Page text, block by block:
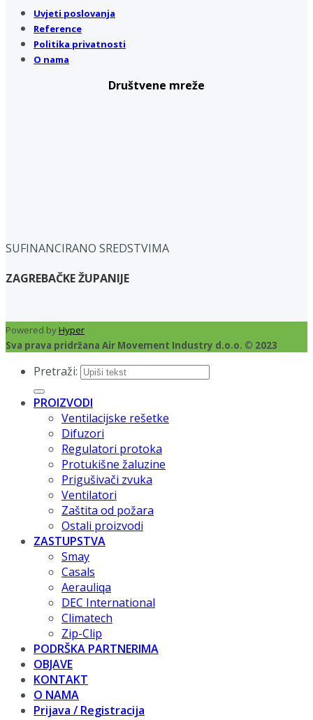
Uvjeti poslovanja
Reference
Politika privatnosti
O nama
Društvene mreže
SUFINANCIRANO SREDSTVIMA
ZAGREBAČKE ŽUPANIJE
Powered byHyper
Sva prava pridržana Air Movement Industry d.o.o. © 2023
Pretraži:
PROIZVODI
Ventilacijske rešetke
Difuzori
Regulatori protoka
Protukišne žaluzine
Prigušivači zvuka
Ventilatori
Zaštita od požara
Ostali proizvodi
ZASTUPSTVA
Smay
Casals
Aerauliqa
DEC International
Climatech
Zip-Clip
PODRŠKA PARTNERIMA
OBJAVE
KONTAKT
O NAMA
Prijava / Registracija